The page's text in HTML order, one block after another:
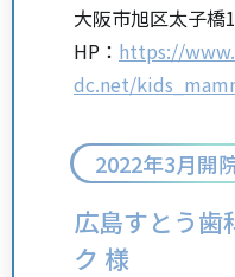
大阪市旭区太子橋
HP： https://
dc.net/
2022年3月開
広島すとう歯
ク 様